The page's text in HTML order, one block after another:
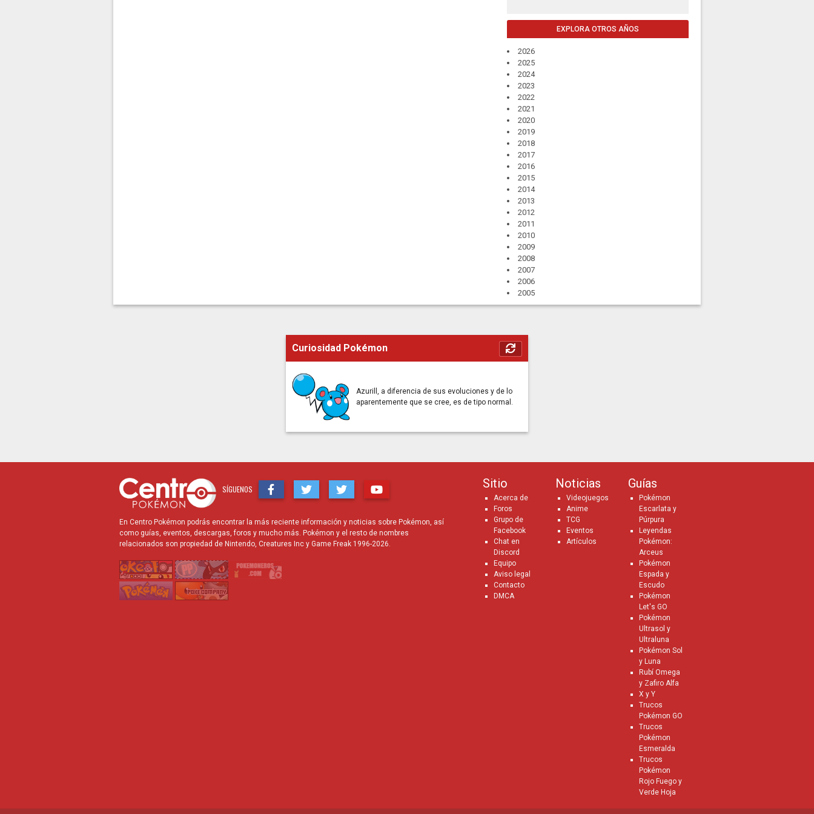
EXPLORA OTROS AÑOS
2026
2025
2024
2023
2022
2021
2020
2019
2018
2017
2016
2015
2014
2013
2012
2011
2010
2009
2008
2007
2006
2005
Curiosidad Pokémon
Azurill, a diferencia de sus evoluciones y de lo
aparentemente que se cree, es de tipo normal.
SÍGUENOS
En Centro Pokémon podrás encontrar la más reciente información y noticias sobre Pokémon, así
como guías, eventos, descargas, foros y mucho más. Pokémon y el resto de nombres
relacionados son propiedad de Nintendo, Creatures Inc y Game Freak 1996-2026.
Sitio
Acerca de
Foros
Grupo de
Facebook
Chat en
Discord
Equipo
Aviso legal
Contacto
DMCA
Noticias
Videojuegos
Anime
TCG
Eventos
Artículos
Guías
Pokémon
Escarlata y
Púrpura
Leyendas
Pokémon:
Arceus
Pokémon
Espada y
Escudo
Pokémon
Let's GO
Pokémon
Ultrasol y
Ultraluna
Pokémon Sol
y Luna
Rubí Omega
y Zafiro Alfa
X y Y
Trucos
Pokémon GO
Trucos
Pokémon
Esmeralda
Trucos
Pokémon
Rojo Fuego y
Verde Hoja